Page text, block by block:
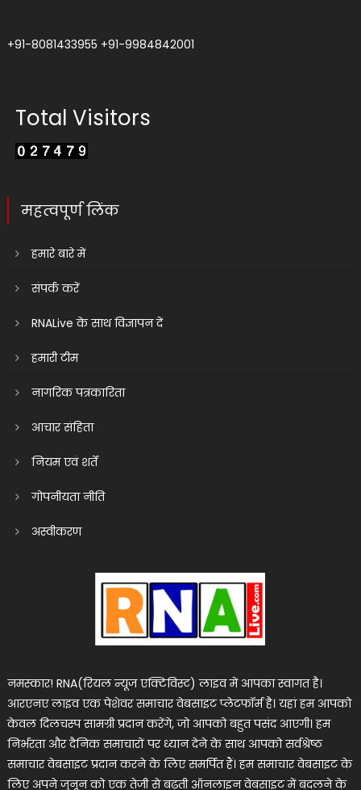
+91-8081433955 +91-9984842001
Total Visitors
महत्वपूर्ण लिंक
हमारे बारे में
संपर्क करें
RNALive के साथ विज्ञापन दें
हमारी टीम
नागरिक पत्रकारिता
आचार संहिता
नियम एवं शर्तें
गोपनीयता नीति
अस्वीकरण
नमस्कार! RNA(रियल न्यूज एक्टिविस्ट) लाइव में आपका स्वागत है।
आरएनए लाइव एक पेशेवर समाचार वेबसाइट प्लेटफॉर्म है। यहां हम आपको
केवल दिलचस्प सामग्री प्रदान करेंगे, जो आपको बहुत पसंद आएगी। हम
निर्भरता और दैनिक समाचारों पर ध्यान देने के साथ आपको सर्वश्रेष्ठ
समाचार वेबसाइट प्रदान करने के लिए समर्पित हैं। हम समाचार वेबसाइट के
लिए अपने जुनून को एक तेजी से बढ़ती ऑनलाइन वेबसाइट में बदलने के